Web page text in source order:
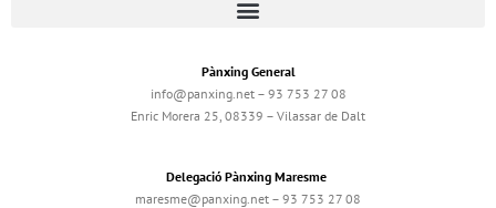
Pànxing General
info@panxing.net – 93 753 27 08
Enric Morera 25, 08339 – Vilassar de Dalt
Delegació Pànxing Maresme
maresme@panxing.net – 93 753 27 08